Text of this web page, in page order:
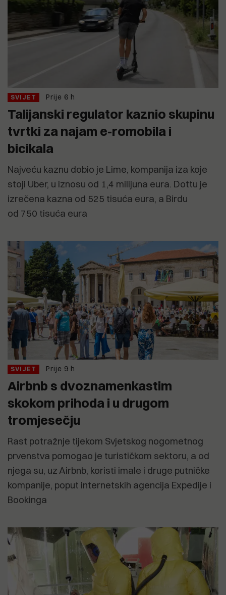
SVIJET Prije 6 h
Talijanski regulator kaznio skupinu
tvrtki za najam e-romobila i
bicikala
Najveću kaznu dobio je Lime, kompanija iza koje
stoji Uber, u iznosu od 1,4 milijuna eura. Dottu je
izrečena kazna od 525 tisuća eura, a Birdu
od 750 tisuća eura
SVIJET Prije 9 h
Airbnb s dvoznamenkastim
skokom prihoda i u drugom
tromjesečju
Rast potražnje tijekom Svjetskog nogometnog
prvenstva pomogao je turističkom sektoru, a od
njega su, uz Airbnb, koristi imale i druge putničke
kompanije, poput internetskih agencija Expedije i
Bookinga